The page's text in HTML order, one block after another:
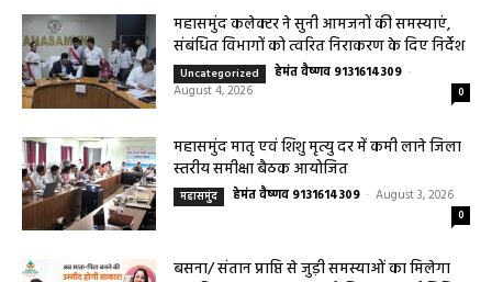
हेल्थ प्लस हेमंत वैष्णव 9131614309 August 6, 2026
0
महासमुंद कलेक्टर ने सुनी आमजनों की समस्याएं,
Uncategorized हेमंत वैष्णव 9131614309 -
August 4, 2026
महासमुंद मातृ एवं शिशु मृत्यु दर में कमी लाने जिला
महासमुंद हेमंत वैष्णव 9131614309 - August 3, 2026